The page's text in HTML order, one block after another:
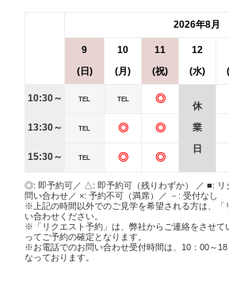
2026年8月
9
(日)
10
(月)
11
(祝)
12
(水)
10:30～ TEL TEL ◎
休
業
日
13:30～ TEL ◎ ◎
15:30～ TEL ◎ ◎
◎: 即予約可／ △: 即予約可（残りわずか） ／ ■: リ
問い合わせ／ ×: 予約不可（満席）／ －: 受付なし
※上記の時間以外でのご見学を希望される方は、「
い合わせください。
※「リクエスト予約」は、弊社からご連絡をさせて
ってご予約の確定となります。
※お電話でのお問い合わせ受付時間は、10：00～18
なっております。